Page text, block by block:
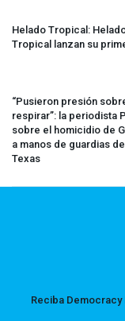
Helado Tropical:
Tropical lanzan su
“Pusieron presión
respirar”: la periodista
sobre el homicidio de
a manos de guardias
Texas
Reciba